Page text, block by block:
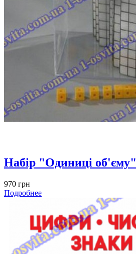
Набір "Одиниці об'єму"
970 грн
Подробнее